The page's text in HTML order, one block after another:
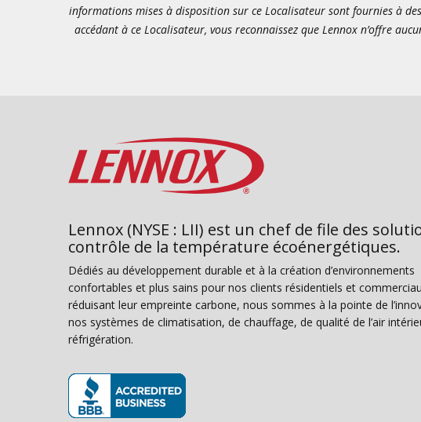
informations mises à disposition sur ce Localisateur sont fournies à
accédant à ce Localisateur, vous reconnaissez que Lennox n’offre
Lennox (NYSE : LII) est un chef de file des
contrôle de la température écoénergétiques.
Dédiés au développement durable et à la création d’environnements
confortables et plus sains pour nos clients résidentiels et
réduisant leur empreinte carbone, nous sommes à la pointe de
nos systèmes de climatisation, de chauffage, de qualité de l’air
réfrigération.